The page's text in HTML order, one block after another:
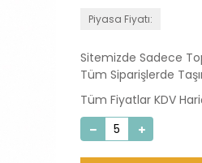
Piyasa Fiyatı:
Sitemizde Sadece
Tüm Siparişlerde
Tüm Fiyatlar KDV